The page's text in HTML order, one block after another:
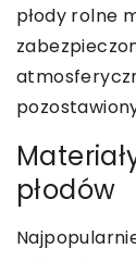
płody rolne
płodów